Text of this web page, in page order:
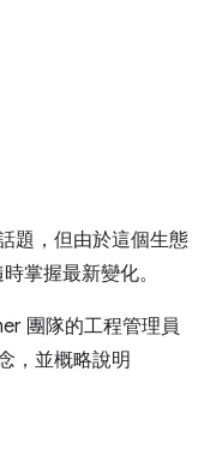
題，但由於這個生態
掌握最新變化。
團隊的工程管理員
，並概略說明